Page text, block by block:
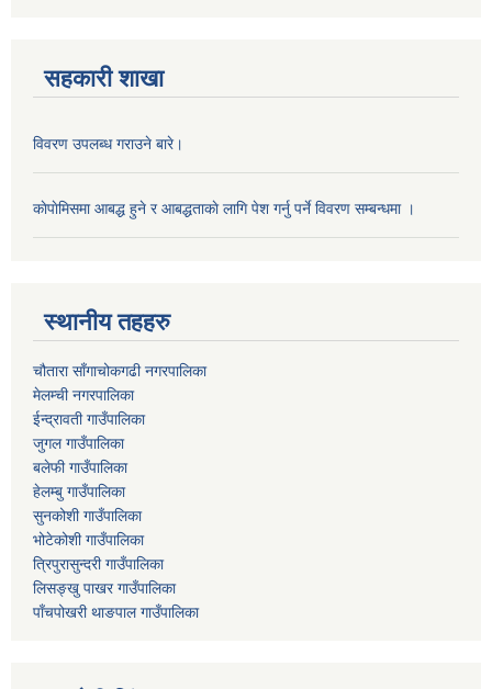
सहकारी शाखा
विवरण उपलब्ध गराउने बारे।
काेपाेमिसमा आबद्ध हुने र आबद्धताकाे लागि पेश गर्नु पर्ने विवरण सम्बन्धमा ।
स्थानीय तहहरु
चौतारा साँगाचोकगढी नगरपालिका
मेलम्ची नगरपालिका
ईन्द्रावती गाउँपालिका
जुगल गाउँपालिका
बलेफी गाउँपालिका
हेलम्बु गाउँपालिका
सुनकोशी गाउँपालिका
भोटेकोशी गाउँपालिका
त्रिपुरासुन्दरी गाउँपालिका
लिसङ्खु पाखर गाउँपालिका
पाँचपोखरी थाङपाल गाउँपालिका